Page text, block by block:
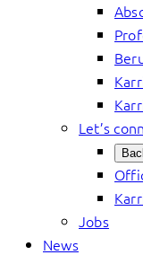
Let’s
Jobs
News